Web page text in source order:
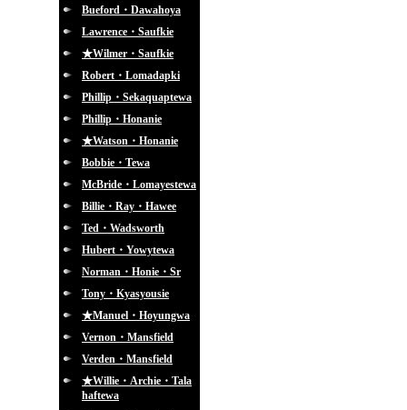
Bueford・Dawahoya
Lawrence・Saufkie
★Wilmer・Saufkie
Robert・Lomadapki
Phillip・Sekaquaptewa
Phillip・Honanie
★Watson・Honanie
Bobbie・Tewa
McBride・Lomayestewa
Billie・Ray・Hawee
Ted・Wadsworth
Hubert・Yowytewa
Norman・Honie・Sr
Tony・Kyasyousie
★Manuel・Hoyungwa
Vernon・Mansfield
Verden・Mansfield
★Willie・Archie・Tala
haftewa